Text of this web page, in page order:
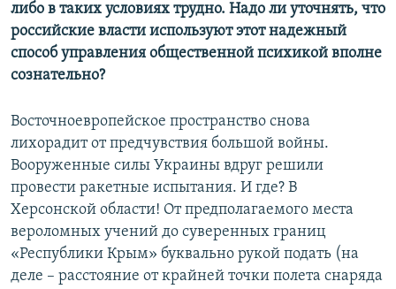
либо в таких условиях трудно. Надо ли уточнять, что
российские власти используют этот надежный
способ управления общественной психикой вполне
сознательно?
Восточноевропейское пространство снова
лихорадит от предчувствия большой войны.
Вооруженные силы Украины вдруг решили
провести ракетные испытания. И где? В
Херсонской области! От предполагаемого места
вероломных учений до суверенных границ
«Республики Крым» буквально рукой подать (на
деле – расстояние от крайней точки полета снаряда